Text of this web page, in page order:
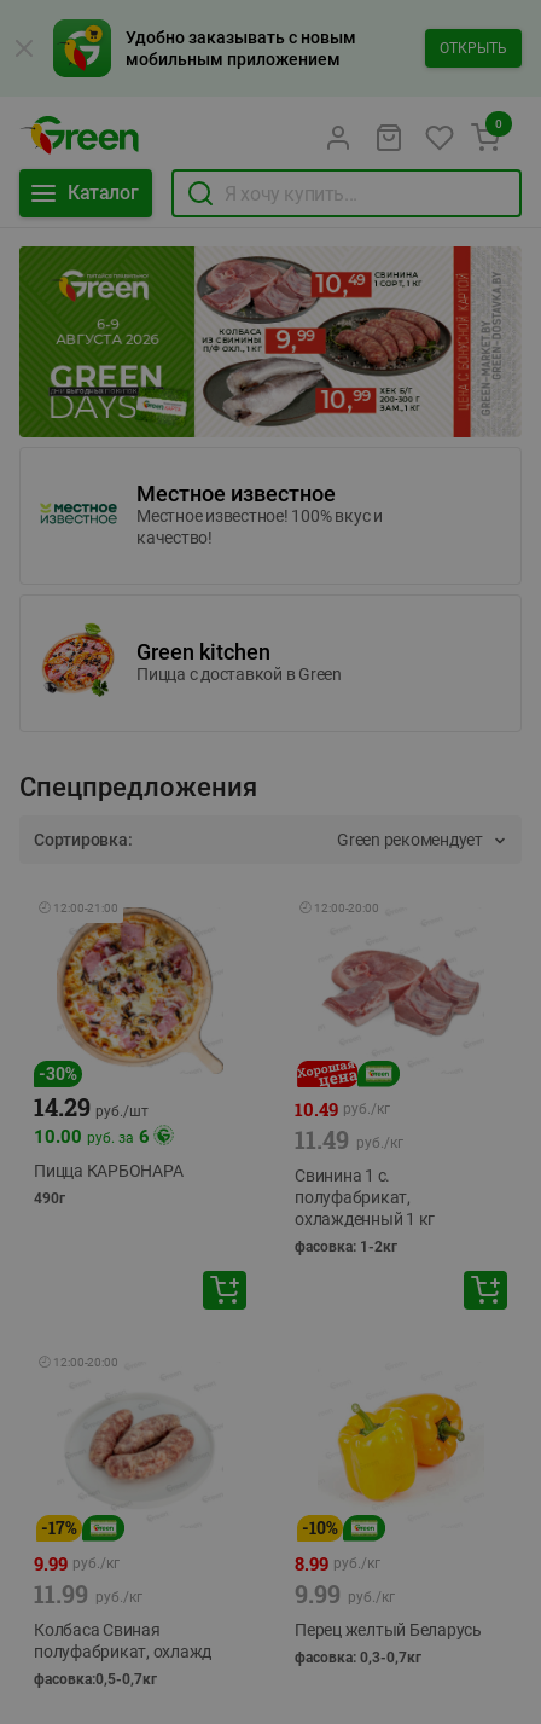
Удобно заказывать с новым
мобильным приложением
ОТКРЫТЬ
Каталог
0
Местное известное
Местное известное! 100% вкус и
качество!
Green kitchen
Пицца c доставкой в Green
Спецпредложения
Сортировка: Green рекомендует
🕘 12:00-21:00
-30%
14.29 руб./шт
10.00 руб. за 6
Пицца КАРБОНАРА
490г
🕘 12:00-20:00
10.49 руб./кг
11.49 руб./кг
Свинина 1 с.
полуфабрикат,
охлажденный 1 кг
фасовка: 1-2кг
🕘 12:00-20:00
-17%
9.99 руб./кг
11.99 руб./кг
Колбаса Свиная
полуфабрикат, охлажд
фасовка:0,5-0,7кг
-10%
8.99 руб./кг
9.99 руб./кг
Перец желтый Беларусь
фасовка: 0,3-0,7кг